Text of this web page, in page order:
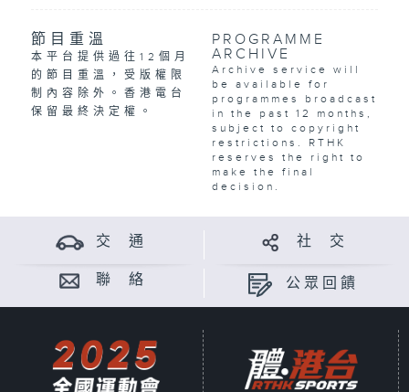
節目重溫
本平台提供過往12個月
的節目重溫，受版權限
制內容除外。香港電台
保留最終決定權。
PROGRAMME
ARCHIVE
Archive service will
be available for
programmes broadcast
in the past 12 months,
subject to copyright
restrictions. RTHK
reserves the right to
make the final
decision.
交 通 社 交
聯 絡 公眾回饋